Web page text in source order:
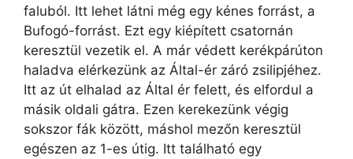
faluból. Itt lehet látni még egy kénes forrást, a
Bufogó-forrást. Ezt egy kiépített csatornán
keresztül vezetik el. A már védett kerékpárúton
haladva elérkezünk az Által-ér záró zsilipjéhez.
Itt az út elhalad az Által ér felett, és elfordul a
másik oldali gátra. Ezen kerekezünk végig
sokszor fák között, máshol mezőn keresztül
egészen az 1-es útig. Itt található egy